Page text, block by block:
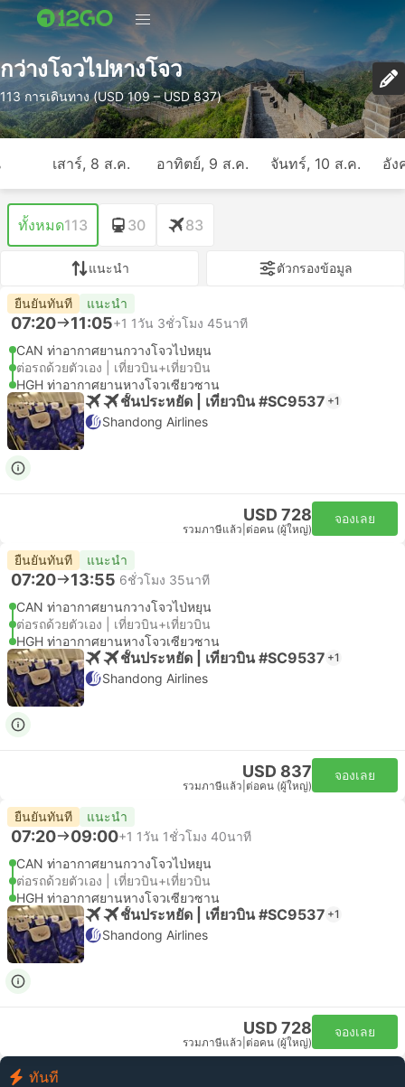
กว่างโจวไปหางโจว
113 การเดินทาง (USD 109 – USD 837)
เสาร์, 8 ส.ค. อาทิตย์, 9 ส.ค. จันทร์, 10 ส.ค. อัง
ทั้งหมด113 30 83
แนะนำ ตัวกรองข้อมูล
ยืนยันทันที แนะนำ
07:20 11:05+1 1วัน 3ชั่วโมง 45นาที
CAN ท่าอากาศยานกวางโจวไป่หยุน
ต่อรถด้วยตัวเอง | เที่ยวบิน+เที่ยวบิน
HGH ท่าอากาศยานหางโจวเซียวซาน
ชั้นประหยัด | เที่ยวบิน #SC9537 +1
Shandong Airlines
USD 728
รวมภาษีแล้ว ต่อคน (ผู้ใหญ่)
จองเลย
ยืนยันทันที แนะนำ
07:20 13:55 6ชั่วโมง 35นาที
CAN ท่าอากาศยานกวางโจวไป่หยุน
ต่อรถด้วยตัวเอง | เที่ยวบิน+เที่ยวบิน
HGH ท่าอากาศยานหางโจวเซียวซาน
ชั้นประหยัด | เที่ยวบิน #SC9537 +1
Shandong Airlines
USD 837
รวมภาษีแล้ว ต่อคน (ผู้ใหญ่)
จองเลย
ยืนยันทันที แนะนำ
07:20 09:00+1 1วัน 1ชั่วโมง 40นาที
CAN ท่าอากาศยานกวางโจวไป่หยุน
ต่อรถด้วยตัวเอง | เที่ยวบิน+เที่ยวบิน
HGH ท่าอากาศยานหางโจวเซียวซาน
ชั้นประหยัด | เที่ยวบิน #SC9537 +1
Shandong Airlines
USD 728
รวมภาษีแล้ว ต่อคน (ผู้ใหญ่)
จองเลย
ทันที